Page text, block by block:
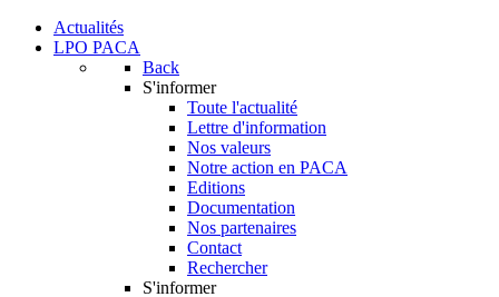
Actualités
LPO PACA
Back
S'informer
Toute l'actualité
Lettre d'information
Nos valeurs
Notre action en PACA
Editions
Documentation
Nos partenaires
Contact
Rechercher
S'informer